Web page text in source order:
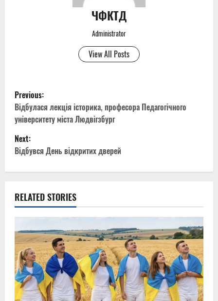
ЧФКТД
Administrator
View All Posts
P
o
s
t
n
a
v
i
g
a
t
Previous:
Відбулася лекція історика, професора Педагогічного
університету міста Людвігзбург
Next:
Відбувся День відкритих дверей
RELATED STORIES